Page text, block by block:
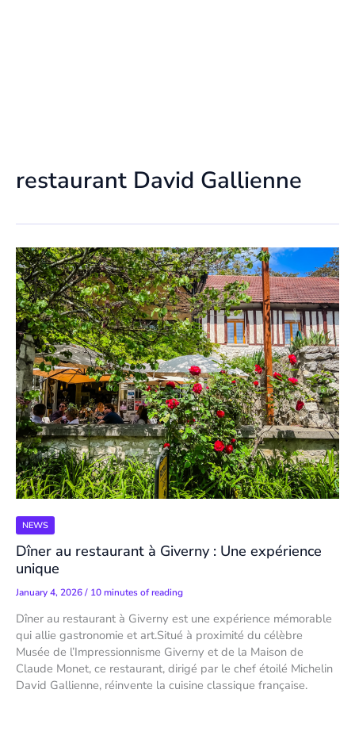
restaurant David Gallienne
NEWS
Dîner au restaurant à Giverny : Une expérience
unique
January 4, 2026/ 10 minutes of reading
Dîner au restaurant à Giverny est une expérience mémorable
qui allie gastronomie et art.Situé à proximité du célèbre
Musée de l’Impressionnisme Giverny et de la Maison de
Claude Monet, ce restaurant, dirigé par le chef étoilé Michelin
David Gallienne, réinvente la cuisine classique française.